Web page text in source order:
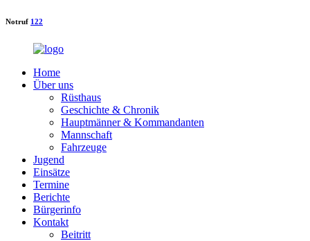
Notruf 122
Home
Über uns
Rüsthaus
Geschichte & Chronik
Hauptmänner & Kommandanten
Mannschaft
Fahrzeuge
Jugend
Einsätze
Termine
Berichte
Bürgerinfo
Kontakt
Beitritt